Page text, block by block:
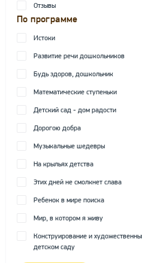
Отзывы
По программе
Истоки
Развитие речи дошкольников
Будь здоров, дошкольник
Математические ступеньки
Детский сад - дом радости
Дорогою добра
Музыкальные шедевры
На крыльях детства
Этих дней не смолкнет слава
Ребенок в мире поиска
Мир, в котором я живу
Конструирование и
детском саду